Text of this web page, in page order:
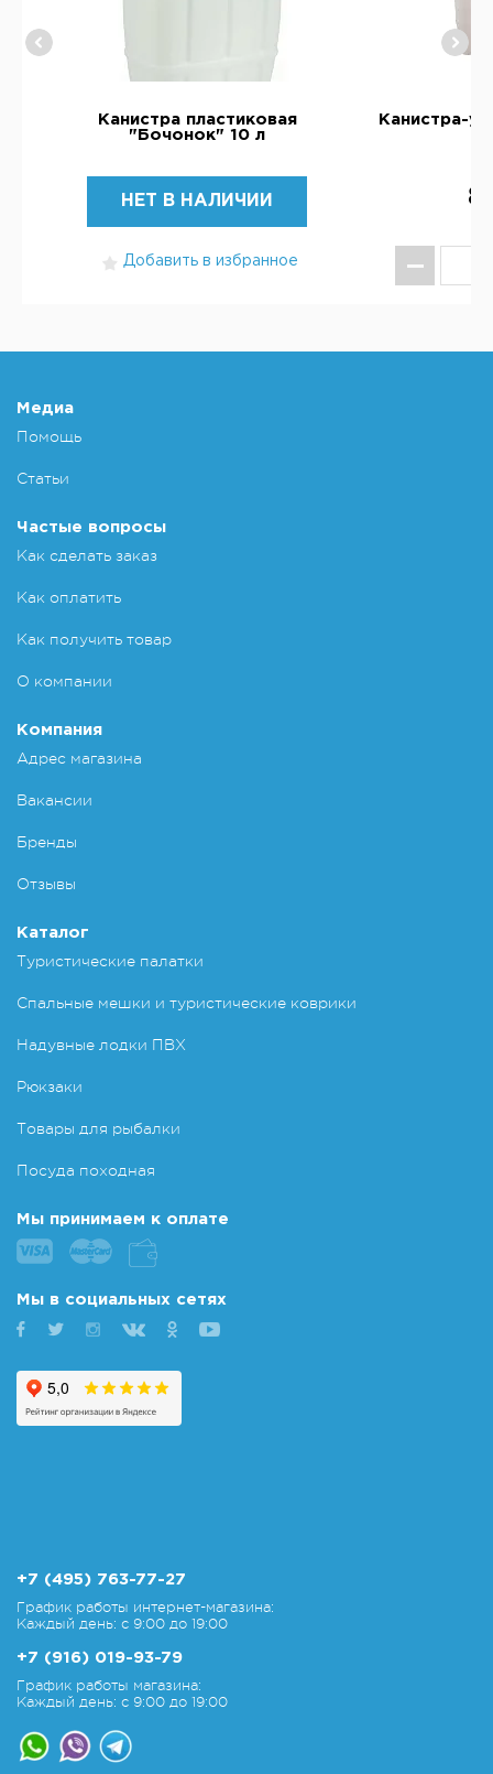
Канистра пластиковая
"Бочонок" 10 л
НЕТ В НАЛИЧИИ
Добавить в избранное
Канистра-
Медиа
Помощь
Статьи
Частые вопросы
Как сделать заказ
Как оплатить
Как получить товар
О компании
Компания
Адрес магазина
Вакансии
Бренды
Отзывы
Каталог
Туристические палатки
Спальные мешки и туристические коврики
Надувные лодки ПВХ
Рюкзаки
Товары для рыбалки
Посуда походная
Мы принимаем к оплате
Мы в социальных сетях
+7 (495) 763-77-27
График работы интернет-магазина:
Каждый день: с 9:00 до 19:00
+7 (916) 019-93-79
График работы магазина:
Каждый день: с 9:00 до 19:00